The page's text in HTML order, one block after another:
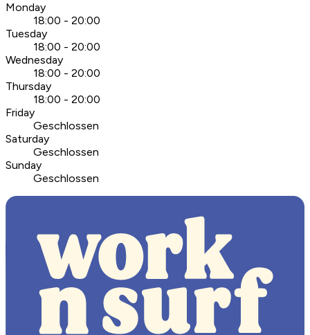
Monday
18:00 - 20:00
Tuesday
18:00 - 20:00
Wednesday
18:00 - 20:00
Thursday
18:00 - 20:00
Friday
Geschlossen
Saturday
Geschlossen
Sunday
Geschlossen